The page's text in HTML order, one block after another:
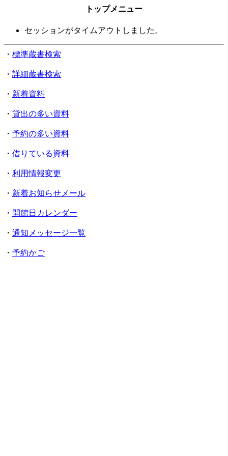
トップメニュー
セッションがタイムアウトしました。
・ 標準蔵書検索
・ 詳細蔵書検索
・ 新着資料
・ 貸出の多い資料
・ 予約の多い資料
・ 借りている資料
・ 利用情報変更
・ 新着お知らせメール
・ 開館日カレンダー
・ 通知メッセージ一覧
・ 予約かご